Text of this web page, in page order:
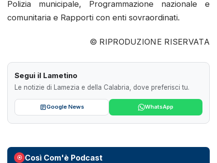
Polizia municipale, Programmazione nazionale e
comunitaria e Rapporti con enti sovraordinati.
© RIPRODUZIONE RISERVATA
Segui il Lametino
Le notizie di Lamezia e della Calabria, dove preferisci tu.
Google News WhatsApp
Così Com'è Podcast